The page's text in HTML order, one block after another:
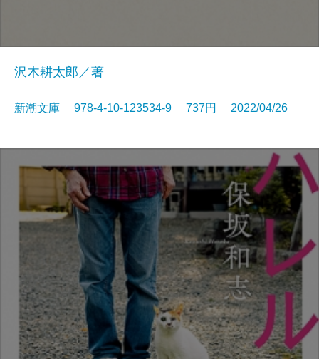
沢木耕太郎／著
新潮文庫 978-4-10-123534-9 737円 2022/04/26